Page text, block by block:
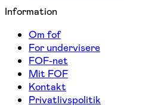
Information
Om fof
For undervisere
FOF-net
Mit FOF
Kontakt
Privatlivspolitik